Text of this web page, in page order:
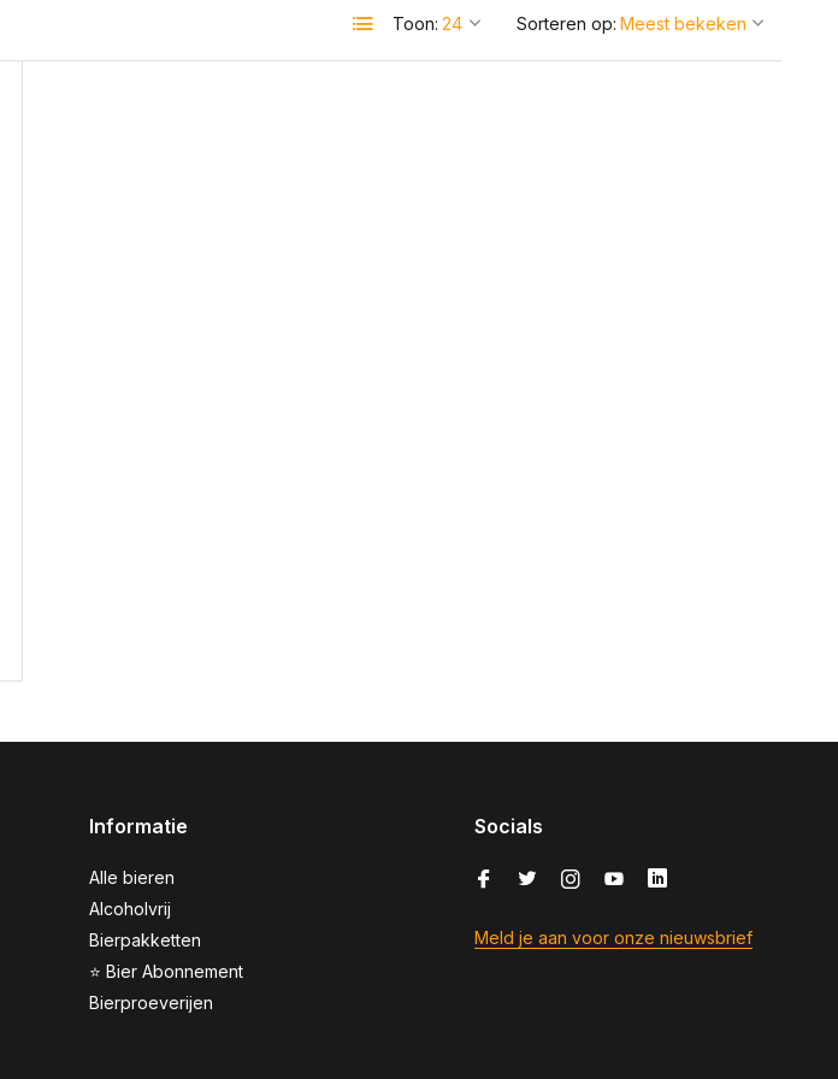
Toon: Sorteren op:
Informatie
Alle bieren
Alcoholvrij
Bierpakketten
⭐ Bier Abonnement
Bierproeverijen
Socials
Meld je aan voor onze nieuwsbrief